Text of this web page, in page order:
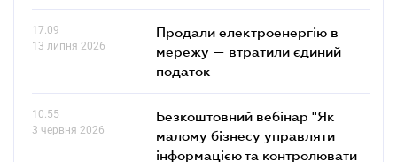
17.09
13 липня 2026
Продали електроенергію в
мережу — втратили єдиний
податок
10.55
3 червня 2026
Безкоштовний вебінар "Як
малому бізнесу управляти
інформацією та контролювати